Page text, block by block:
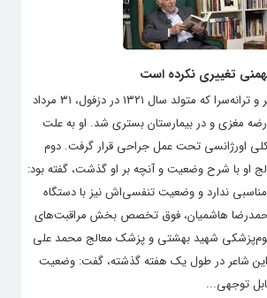
تغییری نکرده است
محمدعلی بهمنی، شاعر و ترانه‌سرا که متولد سال ۱۳۲۱ در دزفول، ۳۱ مرداد
مغزی و در بیمارستان بستری شد. او به علت
اورژانسی تحت عمل جراحی قرار گرفت. دوم
او با شرح وضعیت و آنچه بر او گذشت، گفته بود:
ندارد و وضعیت تنفسی‌اش نیز با دستگاه
محمدرضا هاشمیان، فوق تخصص بخش مراقبت‌های
علوم‌پزشکی شهید بهشتی و پزشک معالج محمد علی
شاعر در طول یک هفته گذشته، گفت: وضعیت
توجهی...